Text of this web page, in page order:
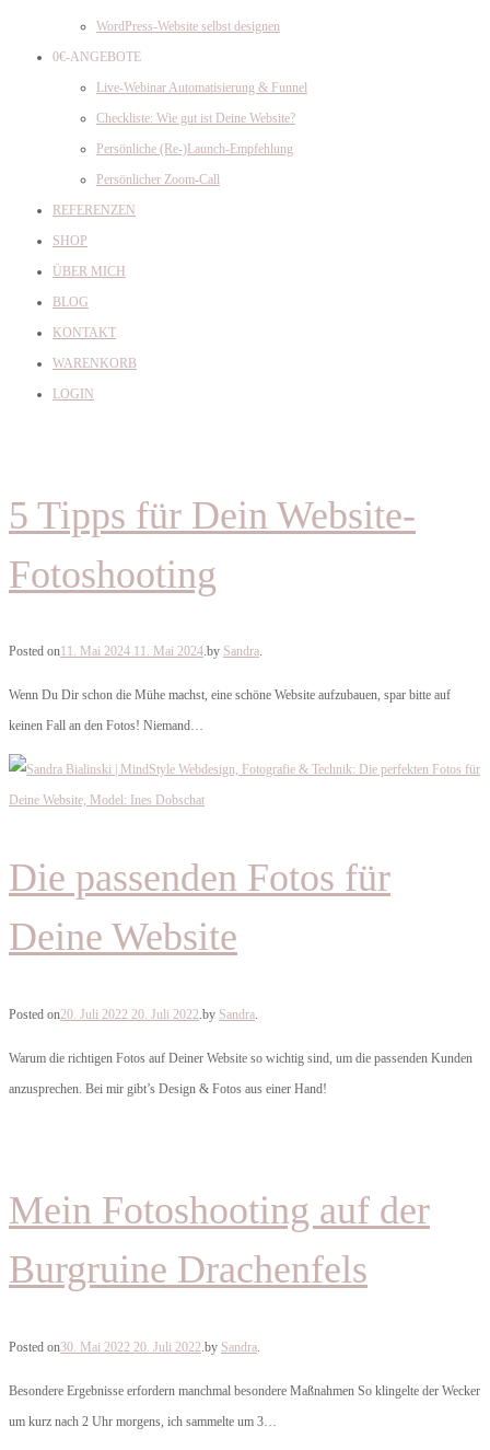
WordPress-Website selbst designen
0€-ANGEBOTE
Live-Webinar Automatisierung & Funnel
Checkliste: Wie gut ist Deine Website?
Persönliche (Re-)Launch-Empfehlung
Persönlicher Zoom-Call
REFERENZEN
SHOP
ÜBER MICH
BLOG
KONTAKT
WARENKORB
LOGIN
5 Tipps für Dein Website-
Fotoshooting
Posted on11. Mai 2024 11. Mai 2024.by Sandra.
Wenn Du Dir schon die Mühe machst, eine schöne Website aufzubauen, spar bitte auf
keinen Fall an den Fotos! Niemand…
Die passenden Fotos für
Deine Website
Posted on20. Juli 2022 20. Juli 2022.by Sandra.
Warum die richtigen Fotos auf Deiner Website so wichtig sind, um die passenden Kunden
anzusprechen. Bei mir gibt’s Design & Fotos aus einer Hand!
Mein Fotoshooting auf der
Burgruine Drachenfels
Posted on30. Mai 2022 20. Juli 2022.by Sandra.
Besondere Ergebnisse erfordern manchmal besondere Maßnahmen So klingelte der Wecker
um kurz nach 2 Uhr morgens, ich sammelte um 3…